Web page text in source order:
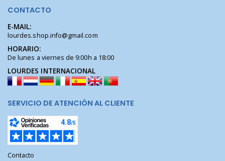
CONTACTO
E-MAIL:
lourdes.shop.info@gmail.com
HORARIO:
De lunes a viernes de 9:00h a 18:00
LOURDES INTERNACIONAL
SERVICIO DE ATENCIÓN AL CLIENTE
Contacto